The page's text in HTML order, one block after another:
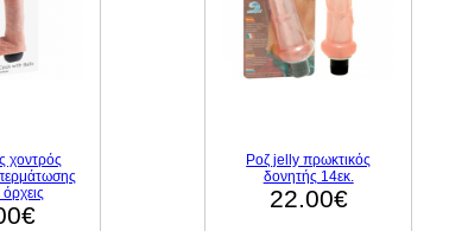
χοντρός
Ροζ jelly πρωκτικός
δονητής 14εκ.
22.00€